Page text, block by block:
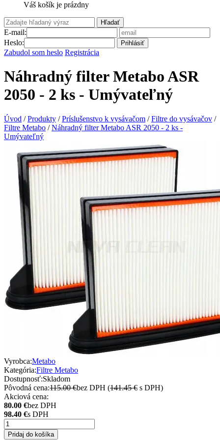
Váš košík je prázdny
Hľadať
E-mail:
Heslo:
Prihlásiť
Zabudol som heslo Registrácia
Náhradný filter Metabo ASR
2050 - 2 ks - Umývateľný
Úvod / Produkty / Príslušenstvo k vysávačom / Filtre do vysávačov /
Filtre Metabo / Náhradný filter Metabo ASR 2050 - 2 ks -
Umývateľný
Vyrobca:Metabo
Kategória:Filtre Metabo
Dostupnosť:Skladom
Pôvodná cena:115.00 €bez DPH (141.45 € s DPH)
Akciová cena:
80.00 €bez DPH
98.40 €s DPH
Pridaj do košíka